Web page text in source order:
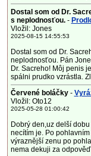
Dostal som od Dr.
s neplodnosťou.-
Vložil: Jones
2025-08-15 14:55:53
Dostal som od Dr.
neplodnosťou. Pán
Dr. Sacreho! Môj penis
spálni prudko vzrástla.
Červené boláčky -
Vložil: Oto12
2025-05-28 01:00:42
Dobrý den,uz delší
necítím je. Po
výraznější zenu po
nema dekuji za odpověď